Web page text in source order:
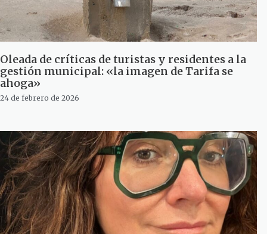
Oleada de críticas de turistas y residentes a la
gestión municipal: «la imagen de Tarifa se
ahoga»
24 de febrero de 2026